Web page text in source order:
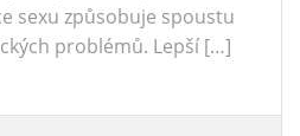
sexu způsobuje spoustu
problémů. Lepší […]